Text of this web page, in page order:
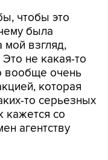
чтобы это
была
мой взгляд,
не какая-то
вообще очень
которая
то серьезных
кажется со
агентству